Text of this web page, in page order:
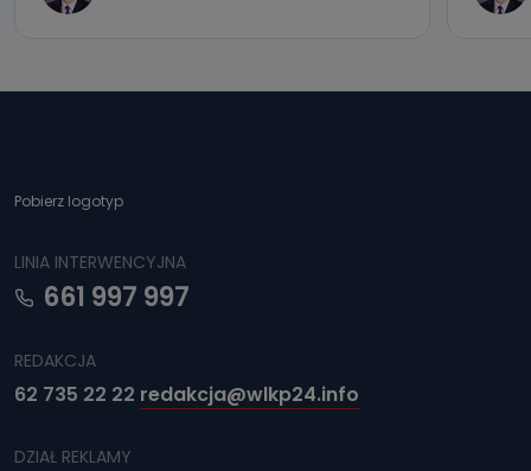
Pobierz logotyp
LINIA INTERWENCYJNA
661 997 997
REDAKCJA
62 735 22 22 redakcja@wlkp24.info
DZIAŁ REKLAMY